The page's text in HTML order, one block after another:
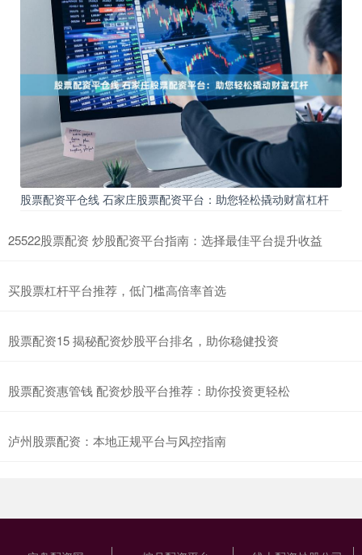
股票配资平仓线 石家庄股票配资平台：助您轻松撬动财富杠杆
25522股票配资 炒股配资平台指南：选择最佳平台提升收益
买股票杠杆平台推荐，低门槛高倍率首选
股票配资15 揭秘配资炒股平台排名，助你稳健投资
股票配资惠管钱 配资炒股平台推荐：助你投资更轻松
泸州股票配资：本地正规平台与风控指南